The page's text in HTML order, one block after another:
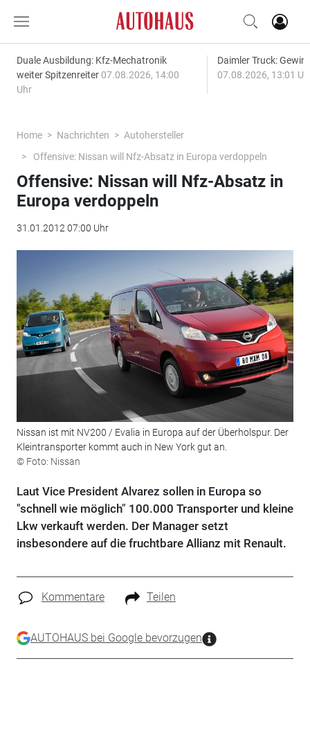
Duale Ausbildung: Kfz-Mechatronik
weiter Spitzenreiter 07.08.2026, 14:00
Uhr
Daimler Truck:
07.08.2026, 13:01
Home Nachrichten
Autohersteller
Offensive: Nissan will Nfz-Absatz in Europa verdoppeln
Offensive: Nissan will Nfz-Absatz in
Europa verdoppeln
31.01.2012 07:00 Uhr
Nissan ist mit NV200 / Evalia in Europa auf der Überholspur. Der
Kleintransporter kommt auch in New York gut an.
© Foto: Nissan
Laut Vice President Alvarez sollen in Europa so
"schnell wie möglich" 100.000 Transporter und kleine
Lkw verkauft werden. Der Manager setzt
insbesondere auf die fruchtbare Allianz mit Renault.
Kommentare Teilen
AUTOHAUS bei Google bevorzugen